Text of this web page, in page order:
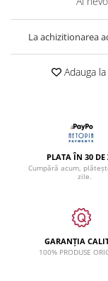
La achizitionarea
Adauga la
PLATA ÎN 30 DE
Cumpără acum,
zile.
GARANȚIA
100% PRODUSE